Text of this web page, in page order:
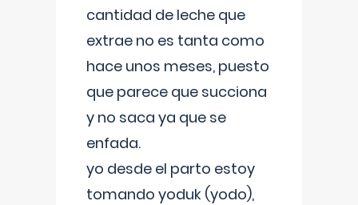
cantidad de leche que
extrae no es tanta como
hace unos meses, puesto
que parece que succiona
y no saca ya que se
enfada.
yo desde el parto estoy
tomando yoduk (yodo),